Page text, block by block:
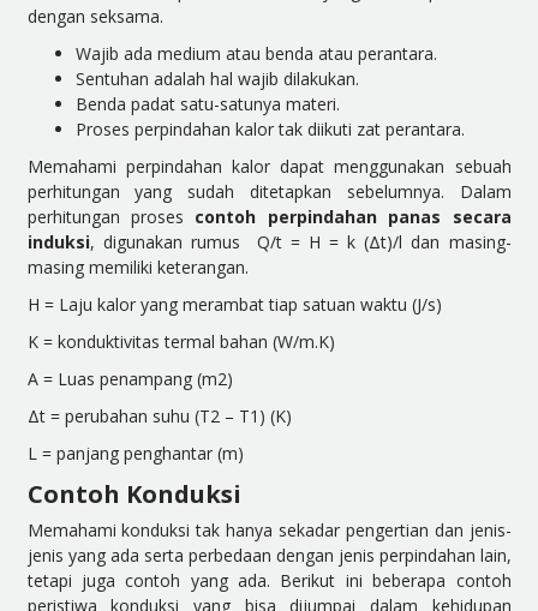
dengan seksama.
Wajib ada medium atau benda atau perantara.
Sentuhan adalah hal wajib dilakukan.
Benda padat satu-satunya materi.
Proses perpindahan kalor tak diikuti zat perantara.
Memahami perpindahan kalor dapat menggunakan sebuah
perhitungan yang sudah ditetapkan sebelumnya. Dalam
perhitungan proses contoh perpindahan panas secara
induksi, digunakan rumus Q/t = H = k (Δt)/l dan masing-
masing memiliki keterangan.
H = Laju kalor yang merambat tiap satuan waktu (J/s)
K = konduktivitas termal bahan (W/m.K)
A = Luas penampang (m2)
Δt = perubahan suhu (T2 – T1) (K)
L = panjang penghantar (m)
Contoh Konduksi
Memahami konduksi tak hanya sekadar pengertian dan jenis-
jenis yang ada serta perbedaan dengan jenis perpindahan lain,
tetapi juga contoh yang ada. Berikut ini beberapa contoh
peristiwa konduksi yang bisa dijumpai dalam kehidupan